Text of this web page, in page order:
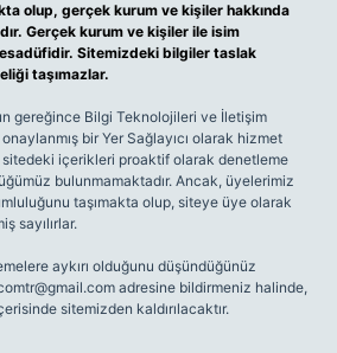
olup, gerçek kurum ve kişiler hakkında
Gerçek kurum ve kişiler ile isim
Sitemizdeki bilgiler taslak
taşımazlar.
gereğince Bilgi Teknolojileri ve İletişim
bir Yer Sağlayıcı olarak hizmet
içerikleri proaktif olarak denetleme
bulunmamaktadır. Ancak, üyelerimiz
taşımakta olup, siteye üye olarak
sayılırlar.
aykırı olduğunu düşündüğünüz
adresine bildirmeniz halinde,
sitemizden kaldırılacaktır.